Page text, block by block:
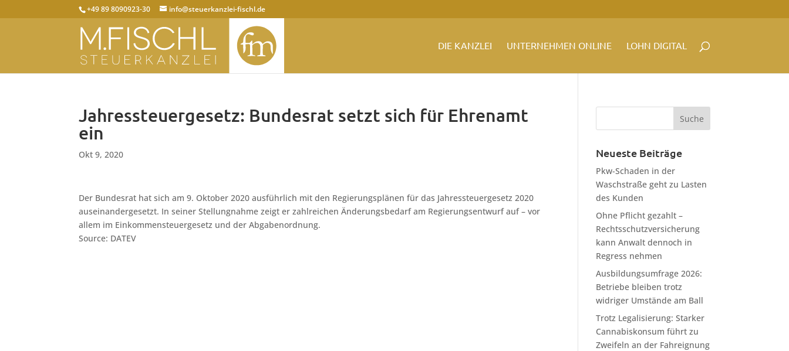
+49 89 8090923-30 info@steuerkanzlei-fischl.de
DIE KANZLEI UNTERNEHMEN ONLINE LOHN DIGITAL
Jahressteuergesetz: Bundesrat setzt sich für Ehrenamt
ein
Okt 9, 2020
Der Bundesrat hat sich am 9. Oktober 2020 ausführlich mit den Regierungsplänen für das Jahressteuergesetz 2020
auseinandergesetzt. In seiner Stellungnahme zeigt er zahlreichen Änderungsbedarf am Regierungsentwurf auf – vor
allem im Einkommensteuergesetz und der Abgabenordnung.
Source: DATEV
Neueste Beiträge
Pkw-Schaden in der
Waschstraße geht zu Lasten
des Kunden
Ohne Pflicht gezahlt –
Rechtsschutzversicherung
kann Anwalt dennoch in
Regress nehmen
Ausbildungsumfrage 2026:
Betriebe bleiben trotz
widriger Umstände am Ball
Trotz Legalisierung: Starker
Cannabiskonsum führt zu
Zweifeln an der Fahreignung